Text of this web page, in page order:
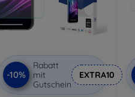
-10%
Rabatt
mit
Gutschein
EXTRA10